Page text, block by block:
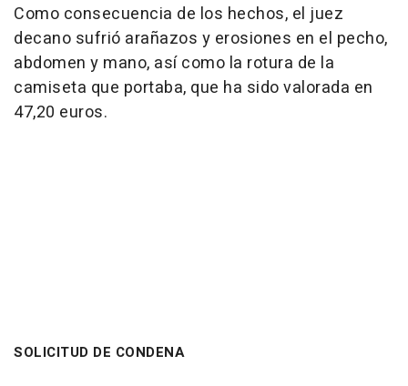
Como consecuencia de los hechos, el juez
decano sufrió arañazos y erosiones en el pecho,
abdomen y mano, así como la rotura de la
camiseta que portaba, que ha sido valorada en
47,20 euros.
SOLICITUD DE CONDENA